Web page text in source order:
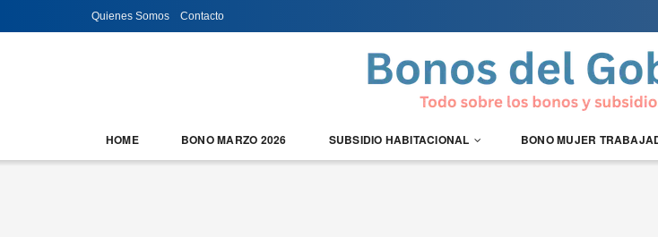
Quienes Somos Contacto
HOME BONO MARZO 2026 SUBSIDIO HABITACIONAL BONO MUJER